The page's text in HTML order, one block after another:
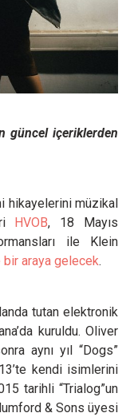
güncel içeriklerden
hikayelerini müzikal
HVOB, 18 Mayıs
ile Klein
bir araya gelecek.
tutan elektronik
kuruldu. Oliver
aynı yıl “Dogs”
kendi isimlerini
tarihli “Trialog”un
& Sons üyesi